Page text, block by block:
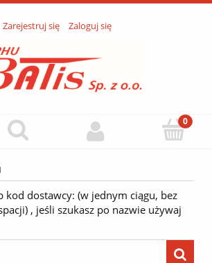
Zarejestruj się Zaloguj się
kod dostawcy: (w jednym ciągu, bez
, jeśli szukasz po nazwie używaj